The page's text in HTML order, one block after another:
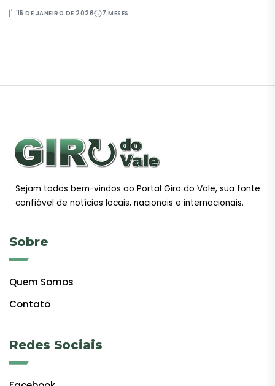
15 DE JANEIRO DE 2026 7 MESES
Sejam todos bem-vindos ao Portal Giro do Vale, sua fonte
confiável de notícias locais, nacionais e internacionais.
Sobre
Quem Somos
Contato
Redes Sociais